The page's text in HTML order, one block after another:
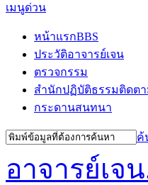
เมนูด่วน
หน้าแรกBBS
ประวัติอาจารย์เจน
ตรวจกรรม
สำนักปฏิบัติธรรมติดต
กระดานสนทนา
ค้
อาจารย์เจ